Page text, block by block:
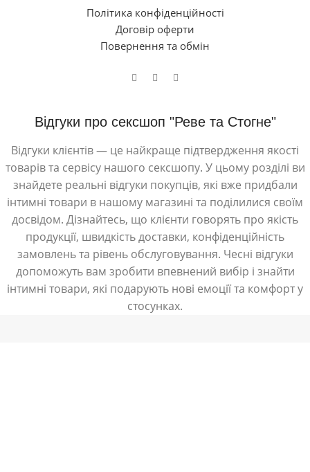
Політика конфіденційності
Договір оферти
Повернення та обмін
Відгуки про сексшоп "Реве та Стогне"
Відгуки клієнтів — це найкраще підтвердження якості
товарів та сервісу нашого сексшопу. У цьому розділі ви
знайдете реальні відгуки покупців, які вже придбали
інтимні товари в нашому магазині та поділилися своїм
досвідом. Дізнайтесь, що клієнти говорять про якість
продукції, швидкість доставки, конфіденційність
замовлень та рівень обслуговування. Чесні відгуки
допоможуть вам зробити впевнений вибір і знайти
інтимні товари, які подарують нові емоції та комфорт у
стосунках.